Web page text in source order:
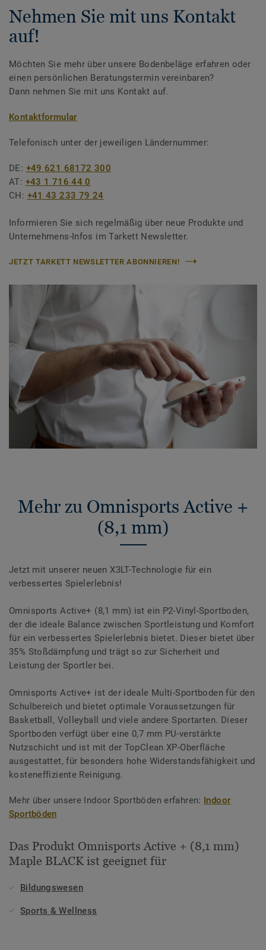
Nehmen Sie mit uns Kontakt
auf!
Möchten Sie mehr über unsere Bodenbeläge erfahren oder
einen persönlichen Beratungstermin vereinbaren?
Dann nehmen Sie mit uns Kontakt auf.
Kontaktformular
Telefonisch unter der jeweiligen Ländernummer:
DE: +49 621 68172 300
AT: +43 1 716 44 0
CH: +41 43 233 79 24
Informieren Sie sich regelmäßig über neue Produkte und
Unternehmens-Infos im Tarkett Newsletter.
JETZT TARKETT NEWSLETTER ABONNIEREN!
Mehr zu Omnisports Active +
(8,1 mm)
Jetzt mit unserer neuen X3LT-Technologie für ein
verbessertes Spielerlebnis!
Omnisports Active+ (8,1 mm) ist ein P2-Vinyl-Sportboden,
der die ideale Balance zwischen Sportleistung und Komfort
für ein verbessertes Spielerlebnis bietet. Dieser bietet über
35% Stoßdämpfung und trägt so zur Sicherheit und
Leistung der Sportler bei.
Omnisports Active+ ist der ideale Multi-Sportboden für den
Schulbereich und bietet optimale Voraussetzungen für
Basketball, Volleyball und viele andere Sportarten. Dieser
Sportboden verfügt über eine 0,7 mm PU-verstärkte
Nutzschicht und ist mit der TopClean XP-Oberfläche
ausgestattet, für besonders hohe Widerstandsfähigkeit und
kosteneffiziente Reinigung.
Mehr über unsere Indoor Sportböden erfahren: Indoor
Sportböden
Das Produkt Omnisports Active + (8,1 mm)
Maple BLACK ist geeignet für
Bildungswesen
Sports & Wellness